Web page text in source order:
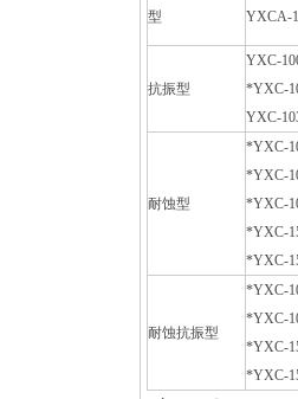
型 YXCA-
抗振型
YXC-
*YXC-
YXC-
耐蚀型
*YXC-
*YXC-
*YXC-
*YXC-
*YXC-
耐蚀抗振型
*YXC-
*YXC-
*YXC-
*YXC-